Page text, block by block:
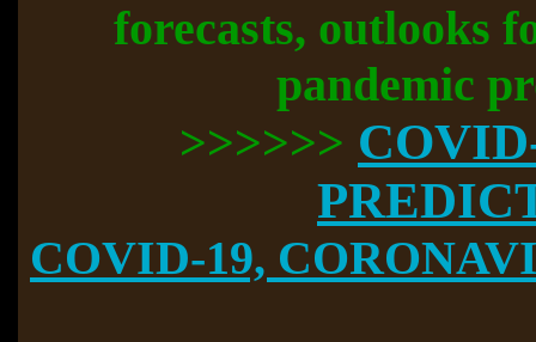
forecasts, outlooks
pandemic
>>>>>>
COVID-19,